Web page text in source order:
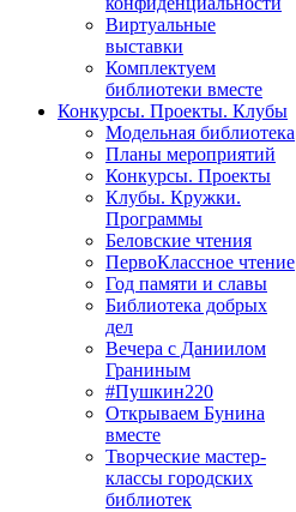
Виртуальные
выставки
Комплектуем
библиотеки вместе
Конкурсы. Проекты. Клубы
Модельная библиотека
Планы мероприятий
Конкурсы. Проекты
Клубы. Кружки.
Программы
Беловские чтения
ПервоКлассное чтение
Год памяти и славы
Библиотека добрых
дел
Вечера с Даниилом
Граниным
#Пушкин220
Открываем Бунина
вместе
Творческие мастер-
классы городских
библиотек